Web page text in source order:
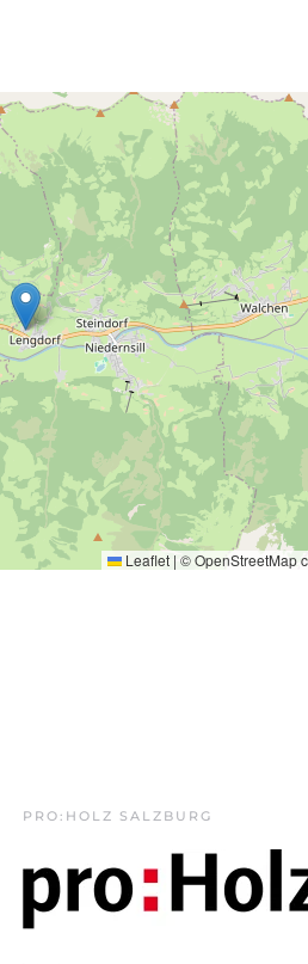
Leaflet | ©OpenStreetMap
PRO:HOLZ SALZBURG